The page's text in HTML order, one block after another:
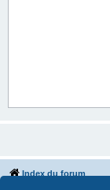
Index du forum